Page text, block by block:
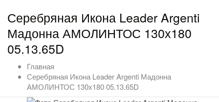
Серебряная Икона Leader Argenti
Мадонна АМОЛИНТОС 130х180
05.13.65D
Главная
Серебряная Икона Leader Argenti Мадонна
АМОЛИНТОС 130х180 05.13.65D